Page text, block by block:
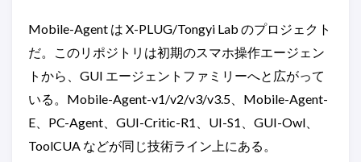
Mobile-Agent は X-PLUG/Tongyi Lab のプロジェクト
だ。このリポジトリは初期のスマホ操作エージェン
トから、GUI エージェントファミリーへと広がって
いる。Mobile-Agent-v1/v2/v3/v3.5、Mobile-Agent-
E、PC-Agent、GUI-Critic-R1、UI-S1、GUI-Owl、
ToolCUA などが同じ技術ライン上にある。